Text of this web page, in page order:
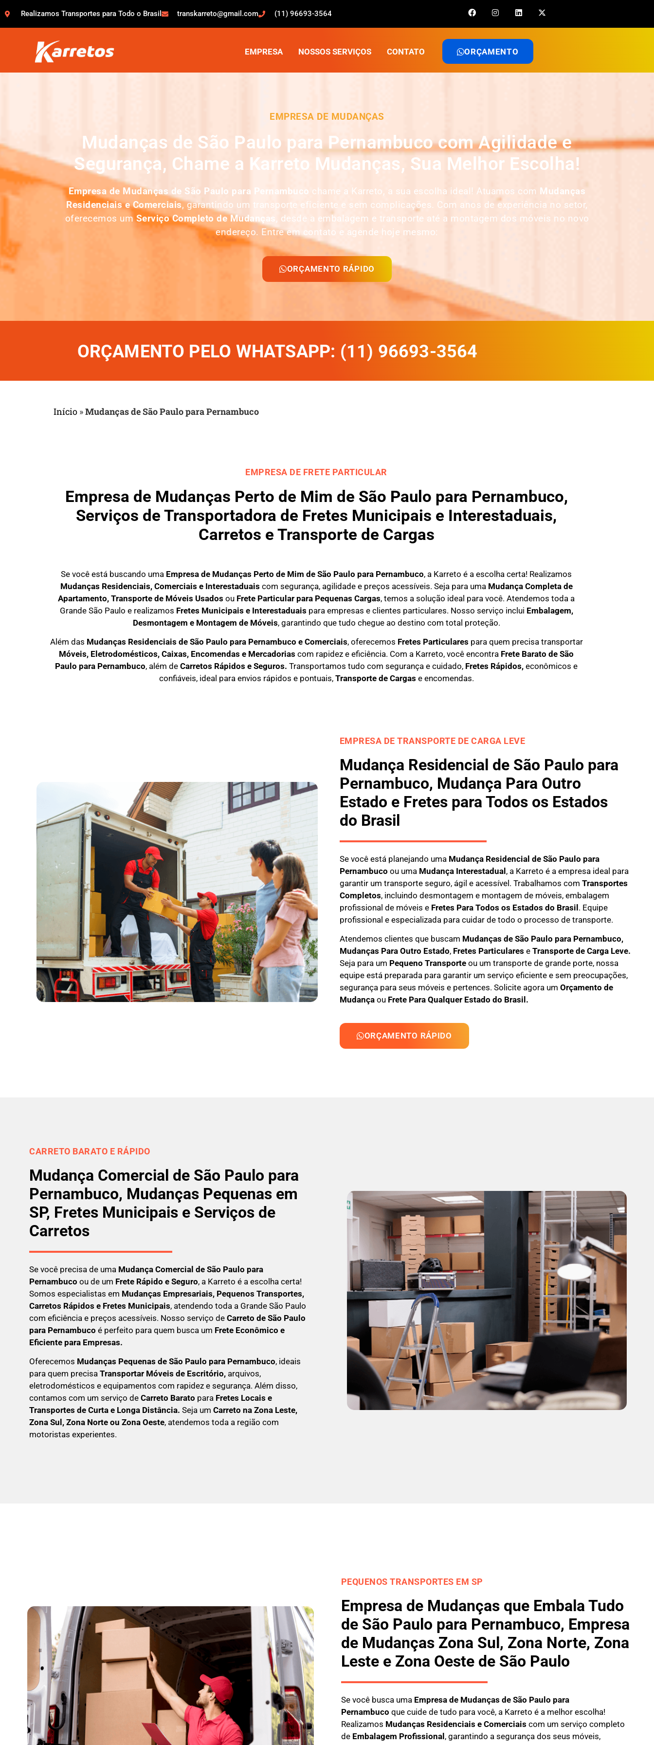
Realizamos Transportes para Todo o Brasil transkarreto@gmail.com (11) 96693-3564
EMPRESA NOSSOS SERVIÇOS CONTATO ORÇAMENTO
EMPRESA DE MUDANÇAS
Mudanças de São Paulo para Pernambuco com Agilidade e
Segurança, Chame a Karreto Mudanças, Sua Melhor Escolha!
Empresa de Mudanças de São Paulo para Pernambuco chame a Karreto, a sua escolha ideal! Atuamos com Mudanças
Residenciais e Comerciais, garantindo um transporte eficiente e sem complicações. Com anos de experiência no setor,
oferecemos umServiço Completo de Mudanças, desde a embalagem e transporte até a montagem dos móveis no novo
endereço. Entre em contato e agende hoje mesmo:
ORÇAMENTO RÁPIDO
ORÇAMENTO PELO WHATSAPP: (11) 96693-3564
Início »Mudanças de São Paulo para Pernambuco
EMPRESA DE FRETE PARTICULAR
Empresa de Mudanças Perto de Mim de São Paulo para Pernambuco,
Serviços de Transportadora de Fretes Municipais e Interestaduais,
Carretos e Transporte de Cargas
Se você está buscando uma Empresa de Mudanças Perto de Mim de São Paulo para Pernambuco, a Karreto é a escolha certa! Realizamos
Mudanças Residenciais, Comerciais e Interestaduais com segurança, agilidade e preços acessíveis. Seja para uma Mudança Completa de
Apartamento, Transporte de Móveis Usados ou Frete Particular para Pequenas Cargas, temos a solução ideal para você. Atendemos toda a
Grande São Paulo e realizamos Fretes Municipais e Interestaduais para empresas e clientes particulares. Nosso serviço inclui Embalagem,
Desmontagem e Montagem de Móveis, garantindo que tudo chegue ao destino com total proteção.
Além das Mudanças Residenciais de São Paulo para Pernambuco e Comerciais, oferecemos Fretes Particulares para quem precisa transportar
Móveis, Eletrodomésticos, Caixas, Encomendas e Mercadorias com rapidez e eficiência. Com a Karreto, você encontra Frete Barato de São
Paulo para Pernambuco, além de Carretos Rápidos e Seguros. Transportamos tudo com segurança e cuidado, Fretes Rápidos, econômicos e
confiáveis, ideal para envios rápidos e pontuais, Transporte de Cargas e encomendas.
EMPRESA DE TRANSPORTE DE CARGA LEVE
Mudança Residencial de São Paulo para
Pernambuco, Mudança Para Outro
Estado e Fretes para Todos os Estados
do Brasil
Se você está planejando uma Mudança Residencial de São Paulo para
Pernambuco ou uma Mudança Interestadual, a Karreto é a empresa ideal para
garantir um transporte seguro, ágil e acessível. Trabalhamos com Transportes
Completos, incluindo desmontagem e montagem de móveis, embalagem
profissional de móveis e Fretes Para Todos os Estados do Brasil. Equipe
profissional e especializada para cuidar de todo o processo de transporte.
Atendemos clientes que buscam Mudanças de São Paulo para Pernambuco,
Mudanças Para Outro Estado,Fretes Particulares e Transportede Carga Leve.
Seja para um Pequeno Transporteou um transporte de grande porte, nossa
equipe está preparada para garantir um serviço eficiente e sem preocupações,
segurança para seus móveis e pertences. Solicite agora um Orçamento de
Mudançaou Frete Para Qualquer Estado do Brasil.
ORÇAMENTO RÁPIDO
CARRETO BARATO E RÁPIDO
Mudança Comercial de São Paulo para
Pernambuco, Mudanças Pequenas em
SP, Fretes Municipais e Serviços de
Carretos
Se você precisa de uma Mudança Comercial de São Paulo para
Pernambuco ou de um Frete Rápido e Seguro, a Karreto é a escolha certa!
Somos especialistas em Mudanças Empresariais, Pequenos Transportes,
Carretos Rápidos e Fretes Municipais, atendendo toda a Grande São Paulo
com eficiência e preços acessíveis. Nosso serviço de Carreto de São Paulo
para Pernambuco é perfeito para quem busca um Frete Econômico e
Eficiente para Empresas.
Oferecemos Mudanças Pequenas de São Paulo para Pernambuco, ideais
para quem precisa Transportar Móveis de Escritório, arquivos,
eletrodomésticos e equipamentos com rapidez e segurança. Além disso,
contamos com um serviço de Carreto Barato para Fretes Locais e
Transportes de Curta e Longa Distância. Seja um Carreto na Zona Leste,
Zona Sul, Zona Norte ou Zona Oeste, atendemos toda a região com
motoristas experientes.
PEQUENOS TRANSPORTES EM SP
Empresa de Mudanças que Embala Tudo
de São Paulo para Pernambuco, Empresa
de Mudanças Zona Sul, Zona Norte, Zona
Leste e Zona Oeste de São Paulo
Se você busca umaEmpresa de Mudanças de São Paulo para
Pernambuco que cuide de tudo para você, a Karreto é a melhor escolha!
Realizamos Mudanças Residenciais e Comerciais com um serviço completo
de Embalagem Profissional , garantindo a segurança dos seus móveis,